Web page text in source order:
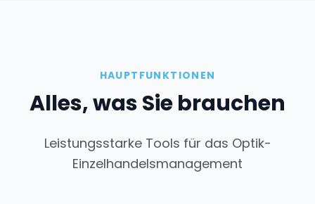
HAUPTFUNKTIONEN
Alles, was Sie brauchen
Leistungsstarke Tools für das Optik-
Einzelhandelsmanagement